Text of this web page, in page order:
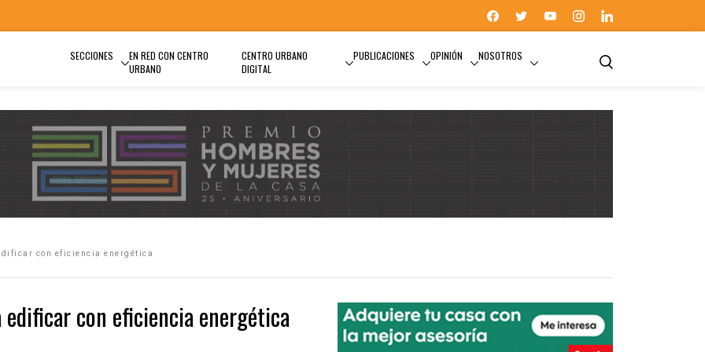
SECCIONES
EN RED CON CENTRO
URBANO
CENTRO URBANO
DIGITAL
PUBLICACIONES OPINIÓN NOSOTROS
con eficiencia energética
con eficiencia energética